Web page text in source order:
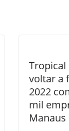
Tropical
voltar a
2022
mil
Manaus